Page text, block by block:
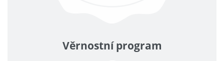
Věrnostní program